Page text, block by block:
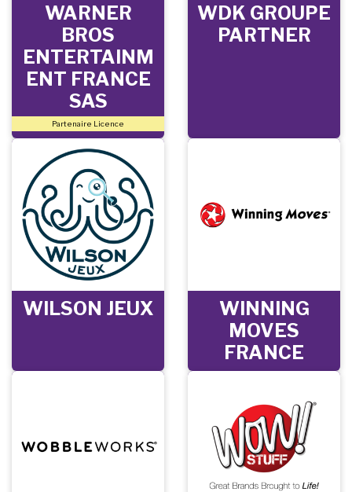
WARNER
BROS
ENTERTAINM
ENT FRANCE
SAS
Partenaire Licence
WDK GROUPE
PARTNER
WILSON JEUX
WINNING
MOVES
FRANCE